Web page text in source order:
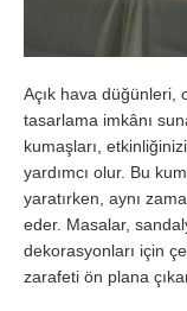
Açık hava düğünleri,
tasarlama imkânı
kumaşları,
yardımcı olur. Bu
yaratırken, aynı
eder. Masalar,
dekorasyonları için
zarafeti ön plana